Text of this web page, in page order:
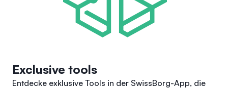
Exclusive tools
Entdecke exklusive Tools in der SwissBorg-App, die